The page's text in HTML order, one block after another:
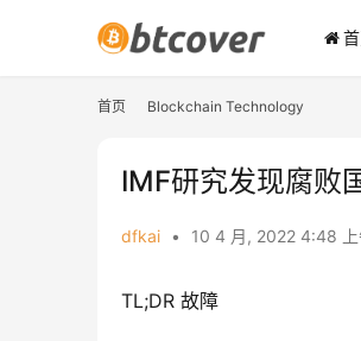
首页 Blockchain Technology
IMF研究发现腐败
dfkai • 10 4 月, 2022 4:48
TL;DR 故障